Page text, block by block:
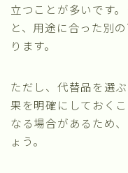
立つことが多いです
と、用途に合った別
ります。
ただし、代替品を選
果を明確にしておく
なる場合があるため
ょう。